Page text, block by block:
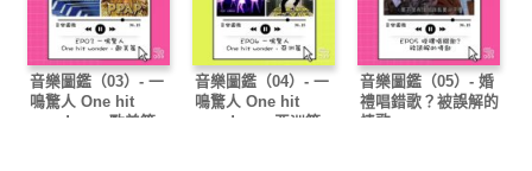
音樂圖鑑（03）- 一
鳴驚人 One hit
wonder — 歐美篇
音樂圖鑑（04）- 一
鳴驚人 One hit
wonder — 亞洲篇
音樂圖鑑（05）- 婚
禮唱錯歌？被誤解的
情歌